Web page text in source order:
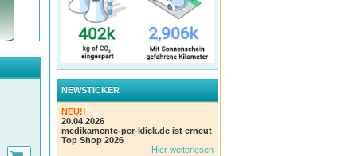
NEWSTICKER
NEU!!
20.04.2026
medikamente-per-klick.de ist erneut
Top Shop 2026
Hier weiterlesen